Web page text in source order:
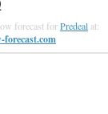
forecast forPredeal at:
forecast.com